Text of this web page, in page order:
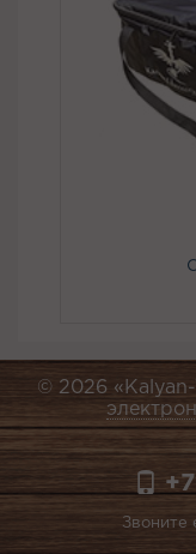
© 2026
Звоните